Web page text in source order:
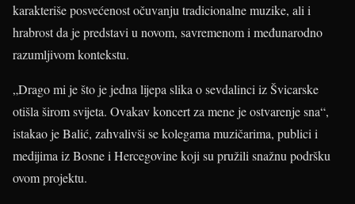
karakteriše posvećenost očuvanju tradicionalne muzike, ali i
hrabrost da je predstavi u novom, savremenom i međunarodno
razumljivom kontekstu.
„Drago mi je što je jedna lijepa slika o sevdalinci iz Švicarske
otišla širom svijeta. Ovakav koncert za mene je ostvarenje sna“,
istakao je Balić, zahvalivši se kolegama muzičarima, publici i
medijima iz Bosne i Hercegovine koji su pružili snažnu podršku
ovom projektu.